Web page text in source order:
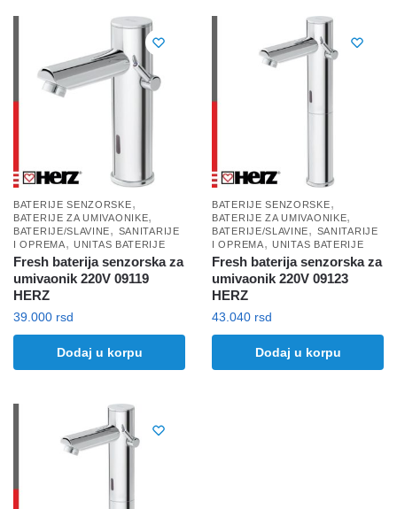
BATERIJE SENZORSKE,
BATERIJE ZA UMIVAONIKE,
BATERIJE/SLAVINE, SANITARIJE
I OPREMA,UNITAS BATERIJE
Fresh baterija senzorska za
umivaonik 220V 09119
HERZ
39.000 rsd
Dodaj u korpu
BATERIJE SENZORSKE,
BATERIJE ZA UMIVAONIKE,
BATERIJE/SLAVINE, SANITARIJE
I OPREMA,UNITAS BATERIJE
Fresh baterija senzorska za
umivaonik 220V 09123
HERZ
43.040 rsd
Dodaj u korpu